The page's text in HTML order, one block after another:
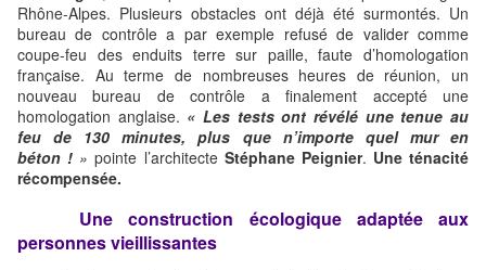
Rhône-Alpes. Plusieurs obstacles ont déjà été surmontés. Un
bureau de contrôle a par exemple refusé de valider comme
coupe-feu des enduits terre sur paille, faute d’homologation
française. Au terme de nombreuses heures de réunion, un
nouveau bureau de contrôle a finalement accepté une
homologation anglaise. « Les tests ont révélé une tenue au
feu de 130 minutes, plus que n’importe quel mur en
béton ! » pointe l’architecte Stéphane Peignier. Une ténacité
récompensée.
Une construction écologique adaptée aux
personnes vieillissantes